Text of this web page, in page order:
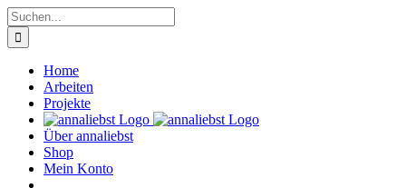
Zum
Inhalt
springen
Suche
nach:
Home
Arbeiten
Projekte
Über annaliebst
Shop
Mein Konto